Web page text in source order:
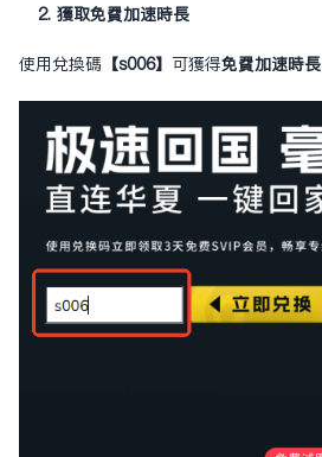
2. 獲取免費加速時長
使用兌換碼 【s006】 可獲得免費加速時長